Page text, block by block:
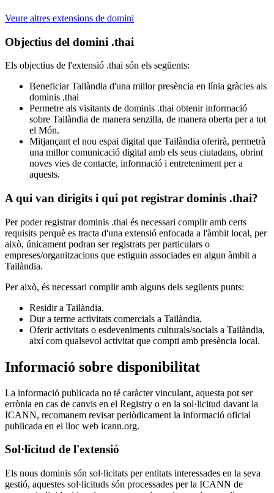
Veure altres extensions de domini
Objectius del domini .thai
Els objectius de l'extensió .thai són els següents:
Beneficiar Tailàndia d'una millor presència en línia gràcies als
dominis .thai
Permetre als visitants de dominis .thai obtenir informació
sobre Tailàndia de manera senzilla, de manera oberta per a tot
el Món.
Mitjançant el nou espai digital que Tailàndia oferirà, permetrà
una millor comunicació digital amb els seus ciutadans, obrint
noves vies de contacte, informació i entreteniment per a
aquests.
A qui van dirigits i qui pot registrar dominis .thai?
Per poder registrar dominis .thai és necessari complir amb certs
requisits perquè es tracta d'una extensió enfocada a l'àmbit local, per
això, únicament podran ser registrats per particulars o
empreses/organitzacions que estiguin associades en algun àmbit a
Tailàndia.
Per això, és necessari complir amb alguns dels següents punts:
Residir a Tailàndia.
Dur a terme activitats comercials a Tailàndia.
Oferir activitats o esdeveniments culturals/socials a Tailàndia,
així com qualsevol activitat que compti amb presència local.
Informació sobre disponibilitat
La informació publicada no té caràcter vinculant, aquesta pot ser
errònia en cas de canvis en el Registry o en la sol·licitud davant la
ICANN, recomanem revisar periòdicament la informació oficial
publicada en el lloc web icann.org.
Sol·licitud de l'extensió
Els nous dominis són sol·licitats per entitats interessades en la seva
gestió, aquestes sol·licituds són processades per la ICANN de